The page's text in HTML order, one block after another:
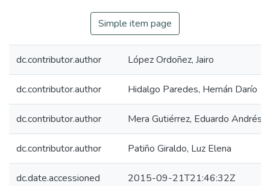
Simple item page
dc.contributor.author López Ordoñez, Jairo
dc.contributor.author Hidalgo Paredes, Hernán Darío
dc.contributor.author Mera Gutiérrez, Eduardo Andrés
dc.contributor.author Patiño Giraldo, Luz Elena
dc.date.accessioned 2015-09-21T21:46:32Z